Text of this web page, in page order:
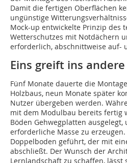
Damit die fertigen Oberflächen
ungünstige
Mock-up entwickelte Prinzip des
Wetterschutzes mit Notdächern
erforderlich, abschnittweise auf-
Eins greift ins andere
Fünf Monate dauerte die
Holzbaus, neun Monate später
Nutzer übergeben werden.
mit dem Modulbau bereits fertig
Böden Gehwegplatten
erforderliche Masse zu
Doppelboden geführt, der mit
abschließt. Der Wunsch der
Lernlandschaft zu schaffen, lässt